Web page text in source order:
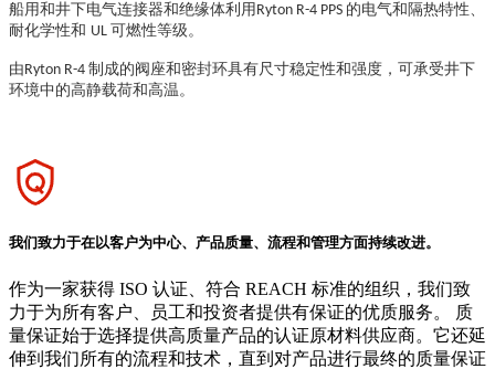
船用和井下电气连接器和绝缘体利用 Ryton R-4 PPS 的电气和隔热特性、
耐化学性和 UL 可燃性等级。
由Ryton R-4 制成的阀座和密封环具有尺寸稳定性和强度，可承受井下
环境中的高静载荷和高温。
我们致力于在以客户为中心、产品质量、流程和管理方面持续改进。
作为一家获得 ISO 认证、符合 REACH 标准的组织，我们致
力于为所有客户、员工和投资者提供有保证的优质服务。 质
量保证始于选择提供高质量产品的认证原材料供应商。它还延
伸到我们所有的流程和技术，直到对产品进行最终的质量保证